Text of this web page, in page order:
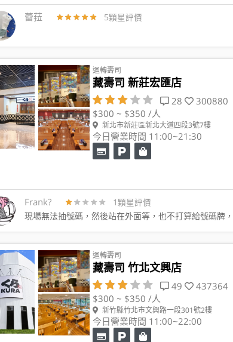
蕾菈 5顆星評價
迴轉壽司
藏壽司 新莊宏匯店
28
300880
$300 ~ $350 /人
新北市新莊區新北大道四段3號7樓
今日營業時間 11:00~21:30
Frank?️ 1顆星評價
現場無法抽號碼，然後站在外面等，也不打算給號碼牌
迴轉壽司
藏壽司 竹北文興店
49
437364
$300 ~ $350 /人
新竹縣竹北市文興路一段301號2樓
今日營業時間 11:00~22:00